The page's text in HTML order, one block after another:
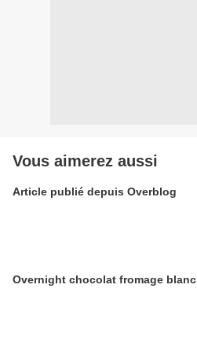
Vous aimerez aussi
Article publié depuis Overblog
Overnight chocolat fromage blanc